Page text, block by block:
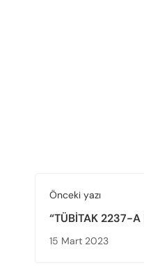
Önceki yazı
“TÜBİTAK 2237-
Teknolojiler ve
15 Mart 2023